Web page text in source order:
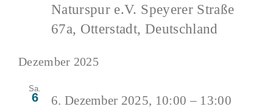
Naturspur e.V. Speyerer Straße
67a, Otterstadt, Deutschland
Dezember 2025
Sa.
6 6. Dezember 2025, 10:00 – 13:00